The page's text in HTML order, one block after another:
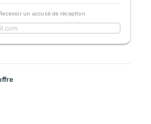
Recevoir un accusé de réception